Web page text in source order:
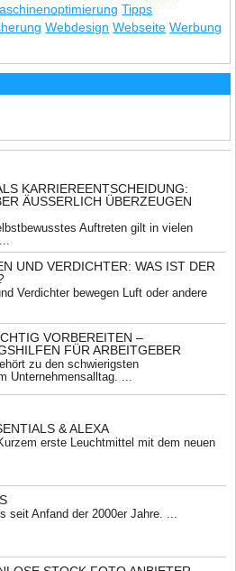
Tipps
Webdesign Webseite Werbung
KARRIEREENTSCHEIDUNG:
ÄUSSERLICH ÜBERZEUGEN W
Auftreten gilt in vielen
UND VERDICHTER: WAS IST DER
Verdichter bewegen Luft oder andere
VORBEREITEN –
FÜR ARBEITGEBER
zu den schwierigsten
Unternehmensalltag. ...
& ALEXA
erste Leuchtmittel mit dem neuen
seit Anfand der 2000er Jahre. ...